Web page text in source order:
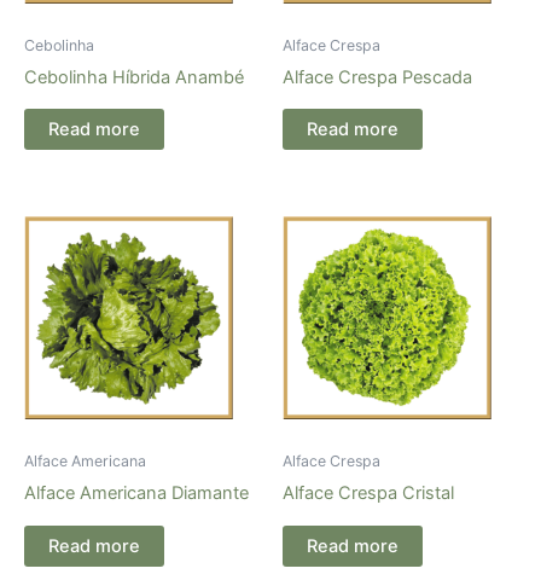
Cebolinha
Cebolinha Híbrida Anambé
Read more
Alface Crespa
Alface Crespa Pescada
Read more
Alface Americana
Alface Americana Diamante
Read more
Alface Crespa
Alface Crespa Cristal
Read more